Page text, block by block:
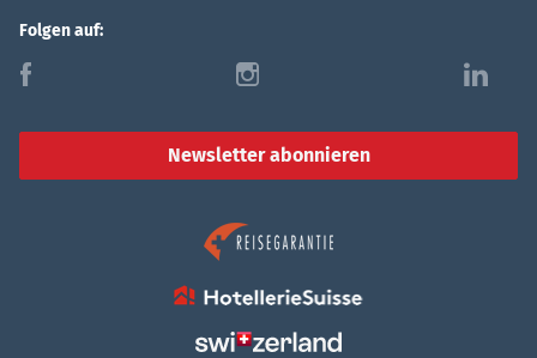
Folgen auf:
f i l
Newsletter abonnieren